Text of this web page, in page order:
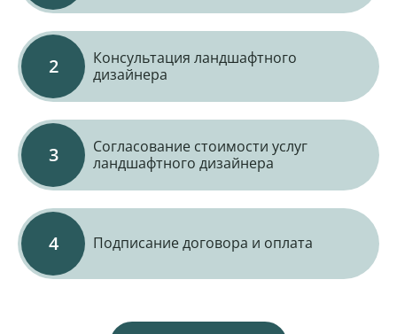
Консультация ландшафтного
дизайнера
Согласование стоимости услуг
ландшафтного дизайнера
Подписание договора и оплата